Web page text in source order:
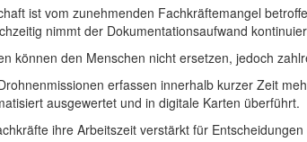
ist vom zunehmenden Fachkräftemangel
nimmt der Dokumentationsaufwand
können den Menschen nicht ersetzen, jedoch
erfassen innerhalb kurzer Zeit
ausgewertet und in digitale Karten überführt.
ihre Arbeitszeit verstärkt für